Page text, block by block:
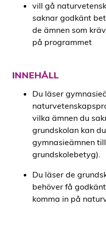
vill gå
saknar godkänt
de ämnen som
på programmet
INNEHÅLL
Du läser
vilka ämnen du
grundskolan kan
gymnasieämnen
grundskolebetyg).
Du läser de
behöver få
komma in på